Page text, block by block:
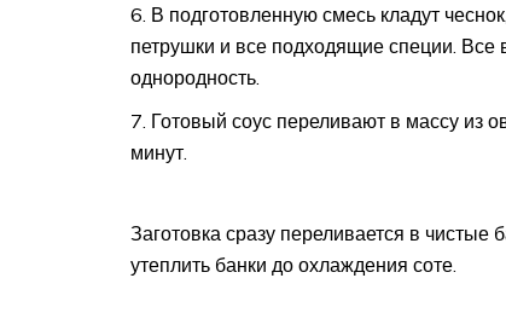
В подготовленную смесь кладут
петрушки и все подходящие специи. Все
однородность.
Готовый соус переливают в массу из
минут.
Заготовка сразу переливается в
утеплить банки до охлаждения соте.